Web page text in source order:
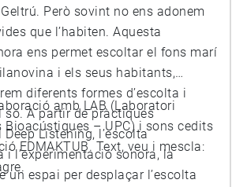
Però sovint no ens adonem
que l’habiten. Aquesta
ens permet escoltar el fons marí
i els seus habitants,
diferents formes d’escolta i
so. A partir de pràctiques
Listening, l’escolta
i l’experimentació sonora, la
un espai per desplaçar l’escolta
amb LAB (Laboratori
Bioacústiques – UPC) i sons cedits
EDMAKTUB. Text, veu i mescla: